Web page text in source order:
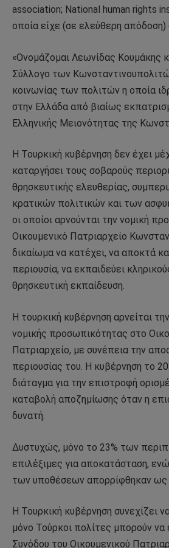
association; National human rights
οποία είχε (σε ελεύθερη
«Ονομάζομαι Λεωνίδας Κουμάκης
Σύλλογο των
κοινωνίας των πολιτών η οποία
στην Ελλάδα από βιαίως
Ελληνικής Μειονότητας της
Η Τουρκική κυβέρνηση δεν έχει
καταργήσει τους σοβαρούς
θρησκευτικής ελευθερίας,
κρατικών πολιτικών και των
οι οποίοι αρνούνται την νομική
Οικουμενικό Πατριαρχείο
δικαίωμα να κατέχει, να αποκτά
περιουσία, να εκπαιδεύει
θρησκευτική εκπαίδευση.
Η τουρκική κυβέρνηση αρνείται
νομικής προσωπικότητας στο
Πατριαρχείο, με συνέπεια την
περιουσίας του. Η κυβέρνηση το
διάταγμα για την επιστροφή
καταβολή αποζημίωσης όταν η
δυνατή.
Δυστυχώς, μόνο το 23% των
επιλέξιμες για αποκατάσταση,
των υποθέσεων απορρίφθηκαν ως
Η Τουρκική κυβέρνηση συνεχίζει
μόνο Τούρκοι πολίτες μπορούν να
Συνόδου του Οικουμενικού